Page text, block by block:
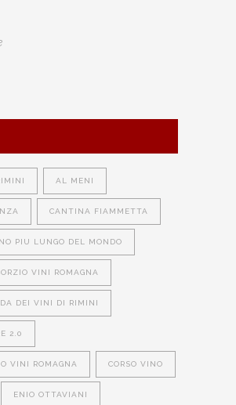
AL MENI
CANTINA FIAMMETTA
PIU LUNGO DEL MONDO
VINI ROMAGNA
DEI VINI DI RIMINI
2.0
VINI ROMAGNA CORSO VINO
ENIO OTTAVIANI